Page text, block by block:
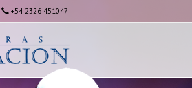
+54 2326 451047